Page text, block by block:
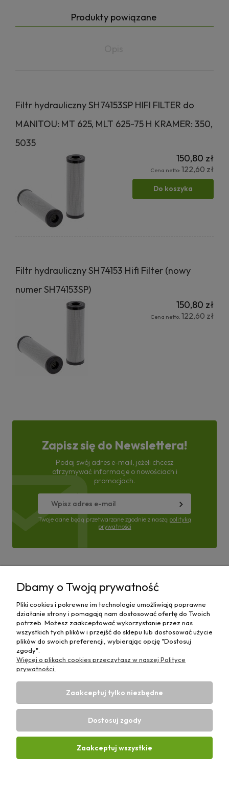
Produkty powiązane
Filtr hydrauliczny SH74153SP HIFI FILTER do
MANITOU: MT 625, MLT 625-75 H KRAMER: 350,
5035
150,80 zł
Cena netto: 122,60 zł
Do koszyka
Filtr hydrauliczny SH74153 Hifi Filter (nowy
numer SH74153SP)
150,80 zł
Cena netto: 122,60 zł
Zapisz się do Newslettera!
Podaj swój adres e-mail, jeżeli chcesz
otrzymywać informacje o nowościach i
promocjach.
Twoje dane będą przetwarzane zgodnie z naszą polityką
prywatności
Moje konto
Płatności i dostawa
Informacje
O nas
Sklep rolniczy z częściami do maszyn E-ciągnik |
731 424 460| NIP: 5562573838 | REGON:
341257433
Dbamy o Twoją prywatność
Pliki cookies i pokrewne im technologie umożliwiają poprawne
działanie strony i pomagają nam dostosować ofertę do Twoich
potrzeb. Możesz zaakceptować wykorzystanie przez nas
wszystkich tych plików i przejść do sklepu lub dostosować użycie
plików do swoich preferencji, wybierając opcję "Dostosuj
zgody".
Więcej o plikach cookies przeczytasz w naszej Polityce
prywatności.
Zaakceptuj tylko niezbędne
Dostosuj zgody
Zaakceptuj wszystkie